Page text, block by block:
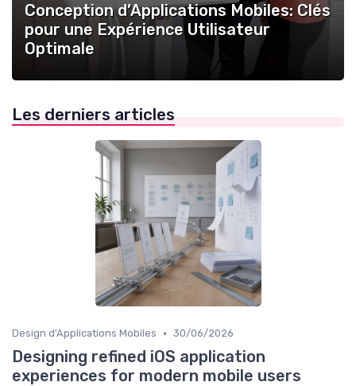
Conception d’Applications Mobiles: Clés
pour une Expérience Utilisateur
Optimale
Les derniers articles
Design d'Applications Mobiles • 30/06/2026
Designing refined iOS application
experiences for modern mobile users